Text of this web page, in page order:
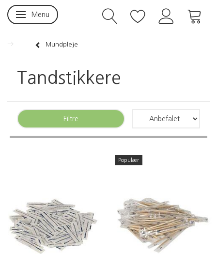
Skifte navigation
Menu
Mundpleje
Tandstikkere
Filtre
Populær